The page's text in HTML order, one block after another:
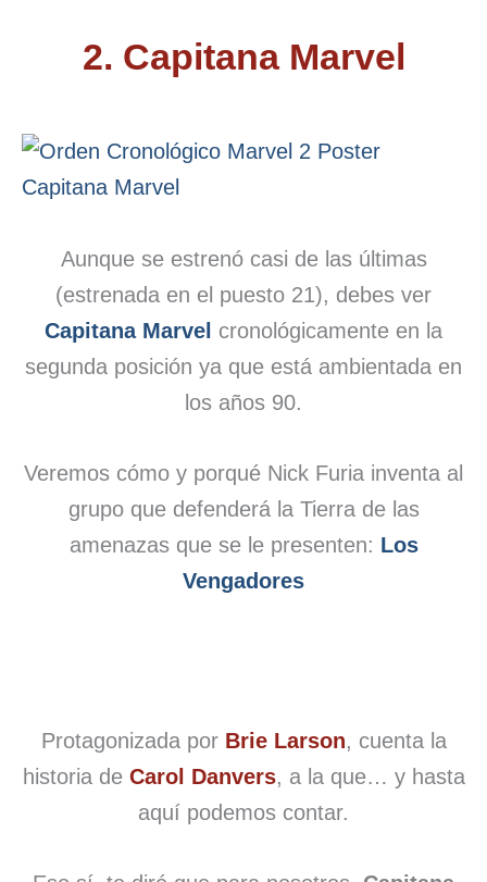
2. Capitana Marvel
Aunque se estrenó casi de las últimas
(estrenada en el puesto 21), debes ver
Capitana Marvel cronológicamente en la
segunda posición ya que está ambientada en
los años 90.
Veremos cómo y porqué Nick Furia inventa al
grupo que defenderá la Tierra de las
amenazas que se le presenten: Los
Vengadores
Protagonizada por Brie Larson, cuenta la
historia de Carol Danvers, a la que… y hasta
aquí podemos contar.